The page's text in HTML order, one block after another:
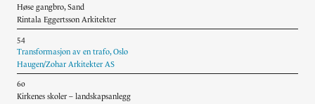
Høse gangbro, Sand
Rintala Eggertsson Arkitekter
54
Transformasjon av en trafo, Oslo
Haugen/Zohar Arkitekter AS
60
Kirkenes skoler – landskapsanlegg